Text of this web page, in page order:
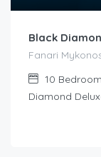
Black
Fanari
10
Diamond